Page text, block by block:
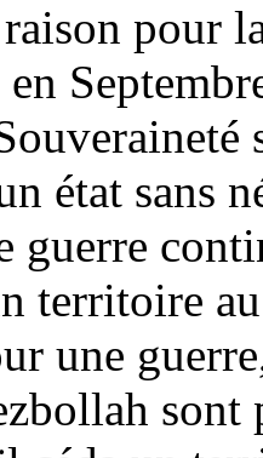
pour
état sans
guerre
territoire
une